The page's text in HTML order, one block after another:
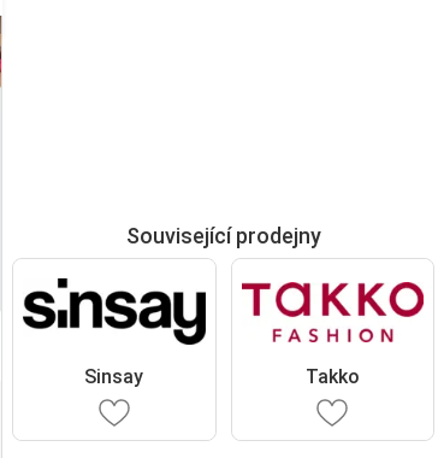
Související prodejny
Sinsay Takko